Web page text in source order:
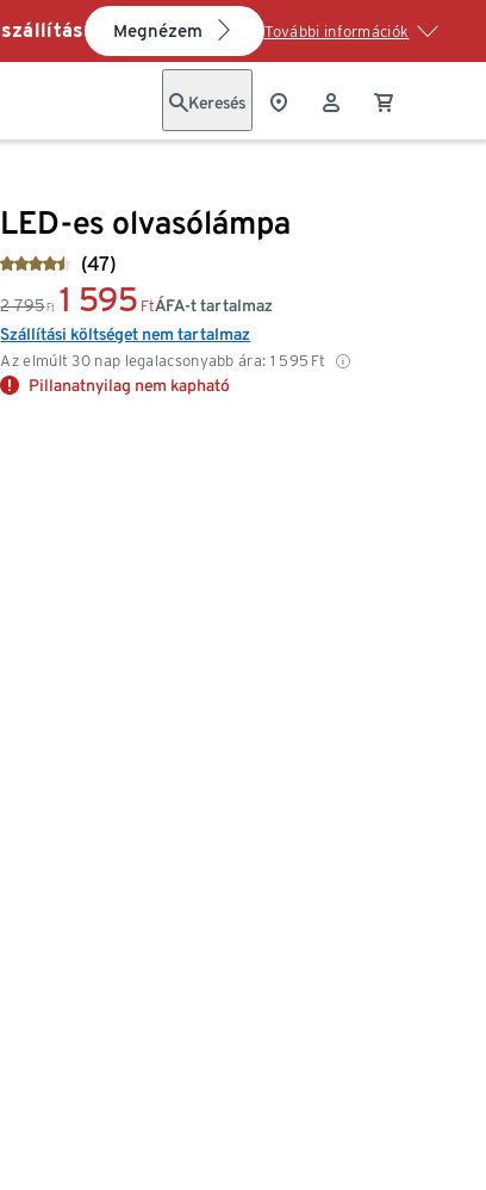
Megnézem További információk
Keresés
LED-es olvasólámpa
(47)
2 795 Ft 1 595 Ft
Az elmúlt 30 nap legalacsonyabb ára: 1 595 Ft
ÁFA-t tartalmaz
Szállítási költséget nem tartalmaz
Pillanatnyilag nem kapható